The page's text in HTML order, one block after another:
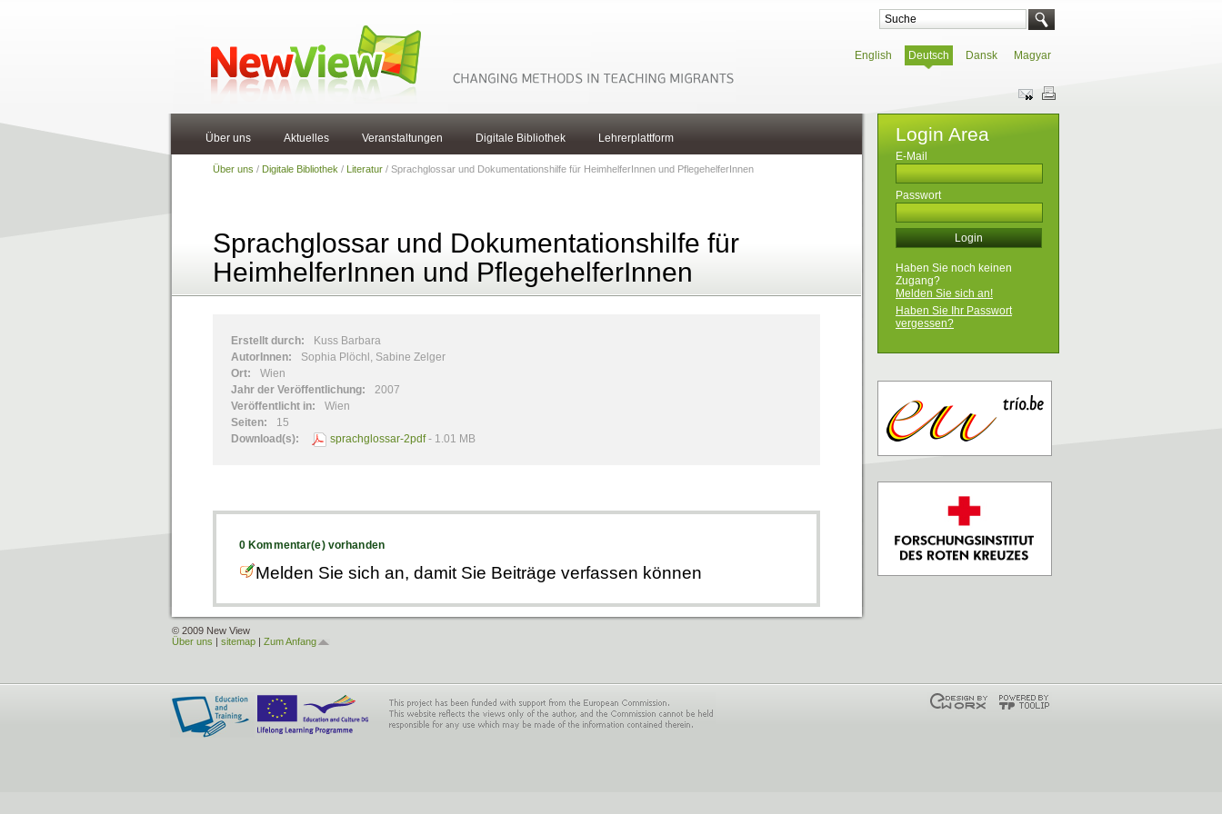
English Deutsch Dansk Magyar
Über uns Aktuelles Veranstaltungen Digitale Bibliothek Lehrerplattform
Über uns / Digitale Bibliothek / Literatur / Sprachglossar und Dokumentationshilfe für HeimhelferInnen und PflegehelferInnen
Sprachglossar und Dokumentationshilfe für
HeimhelferInnen und PflegehelferInnen
Erstellt durch:
Kuss Barbara
AutorInnen:
Sophia Plöchl, Sabine Zelger
Ort:
Wien
Jahr der Veröffentlichung:
2007
Veröffentlicht in:
Wien
Seiten:
15
Download(s):
sprachglossar-2pdf- 1.01 MB
0 Kommentar(e) vorhanden
Melden Sie sich an, damit Sie Beiträge verfassen können
© 2009 New View
Über uns | sitemap | Zum Anfang
Login Area
E-Mail
Passwort
Haben Sie noch keinen
Zugang?
Melden Sie sich an!
Haben Sie Ihr Passwort
vergessen?